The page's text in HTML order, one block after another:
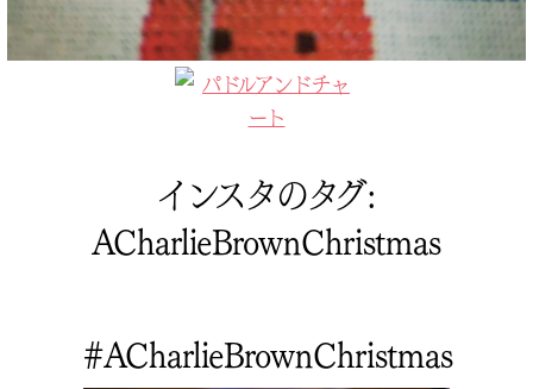
インスタのタグ:
ACharlieBrownChristmas
#ACharlieBrownChristmas